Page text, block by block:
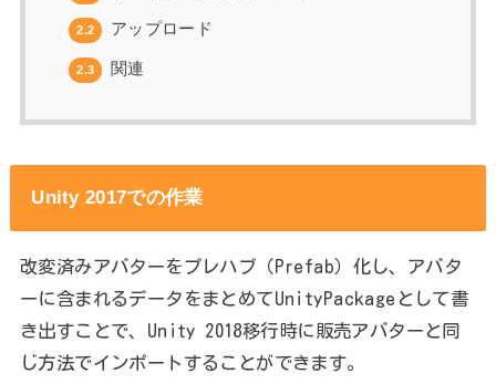
2.2 アップロード
2.3 関連
Unity 2017での作業
改変済みアバターをプレハブ（Prefab）化し、アバタ
ーに含まれるデータをまとめてUnityPackageとして書
き出すことで、Unity 2018移行時に販売アバターと同
じ方法でインポートすることができます。